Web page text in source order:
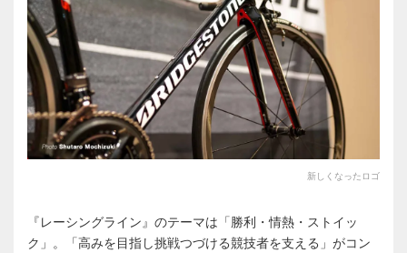
新しくなったロゴ
『レーシングライン』のテーマは「勝利・情熱・ストイッ
ク」。「高みを目指し挑戦つづける競技者を支える」がコン